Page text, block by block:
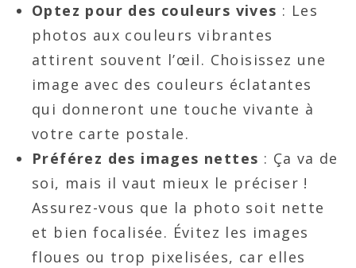
Optez pour des couleurs vives : Les
photos aux couleurs vibrantes
attirent souvent l’œil. Choisissez une
image avec des couleurs éclatantes
qui donneront une touche vivante à
votre carte postale.
Préférez des images nettes : Ça va de
soi, mais il vaut mieux le préciser !
Assurez-vous que la photo soit nette
et bien focalisée. Évitez les images
floues ou trop pixelisées, car elles